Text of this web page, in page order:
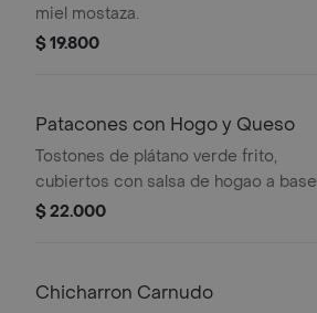
miel mostaza.
$ 19.800
Patacones con Hogo y Queso
Tostones de plátano verde frito,
cubiertos con salsa de hogao a base
de tomate y cebolla, y queso blanco
$ 22.000
Chicharron Carnudo